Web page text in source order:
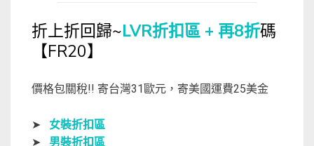
折上折回歸~LVR折扣區 + 再8折碼
【FR20】
價格包關稅!! 寄台灣31歐元，寄美國運費25美金
➤ 女裝折扣區
➤ 男裝折扣區